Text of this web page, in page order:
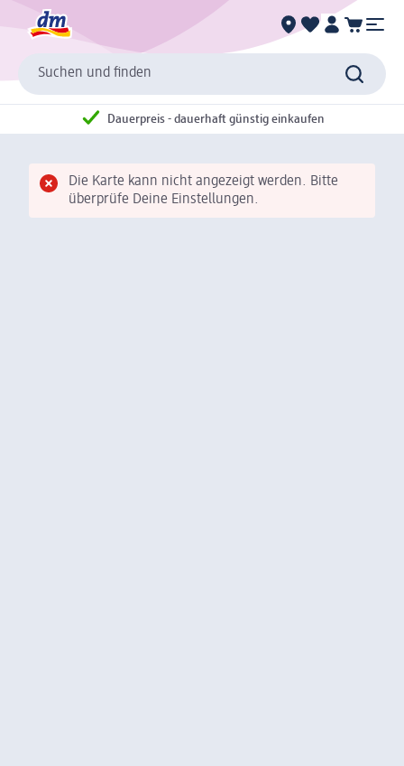
Suchen und finden
Dauerpreis - dauerhaft günstig einkaufen
Die Karte kann nicht angezeigt werden. Bitte
überprüfe Deine Einstellungen.